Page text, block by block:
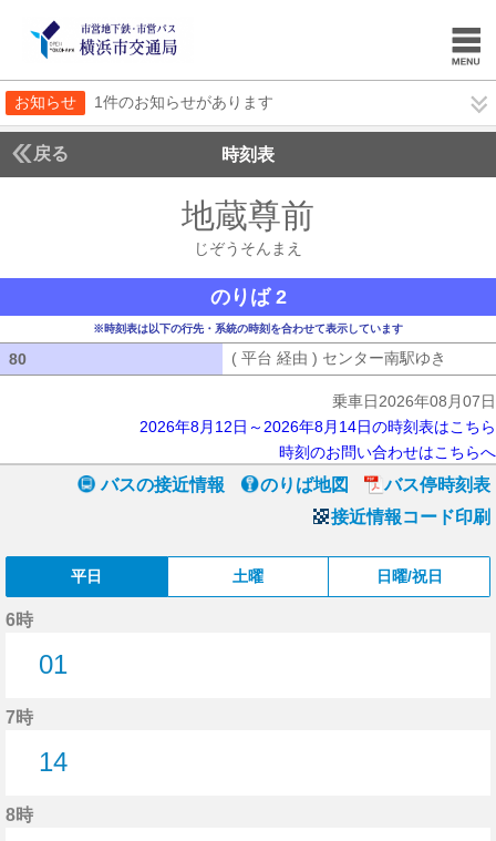
お知らせ 1件のお知らせがあります
戻る 時刻表
地蔵尊前
じぞうそんまえ
のりば 2
※時刻表は以下の行先・系統の時刻を合わせて表示しています
80 ( 平台 経由 ) センター南駅ゆき
乗車日2026年08月07日
2026年8月12日～2026年8月14日の時刻表はこちら
時刻のお問い合わせはこちらへ
バスの接近情報 のりば地図
バス停時刻表
接近情報コード印刷
平日 土曜 日曜/祝日
6時
01
7時
14
8時